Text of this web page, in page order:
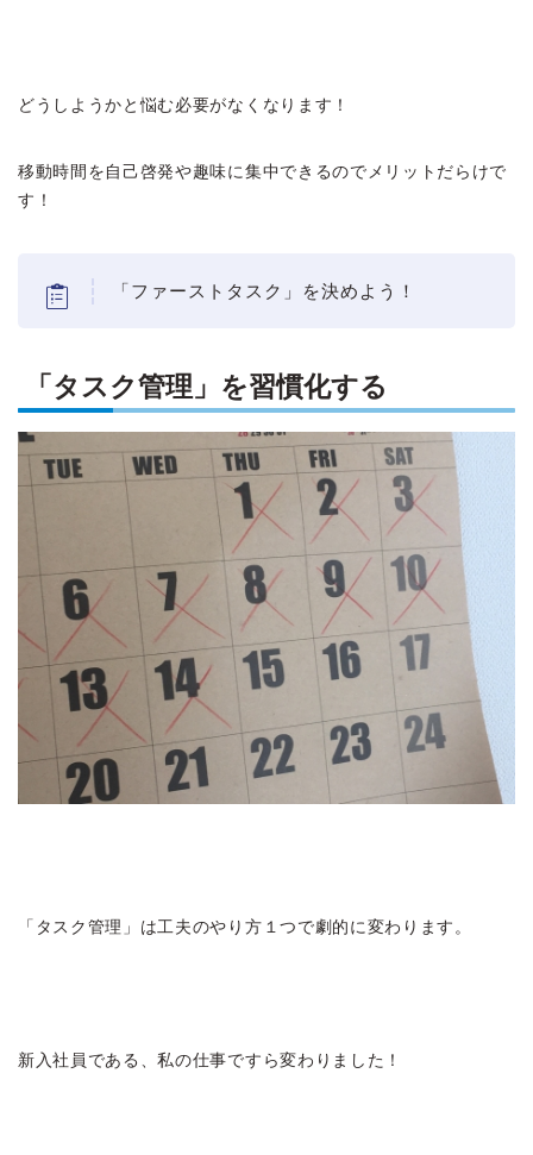
どうしようかと悩む必要がなくなります！
移動時間を自己啓発や趣味に集中できるのでメリットだらけで
す！
「ファーストタスク」を決めよう！
「タスク管理」を習慣化する
「タスク管理」は工夫のやり方１つで劇的に変わります。
新入社員である、私の仕事ですら変わりました！